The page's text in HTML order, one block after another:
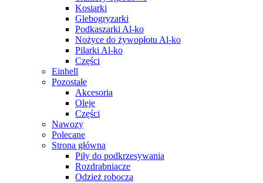
Kosiarki
Glebogryzarki
Podkaszarki Al-ko
Nożyce do żywopłotu Al-ko
Pilarki Al-ko
Części
Einhell
Pozostałe
Akcesoria
Oleje
Części
Nawozy
Polecane
Strona główna
Piły do podkrzesywania
Rozdrabniacze
Odzież robocza